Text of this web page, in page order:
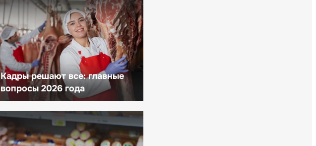
Кадры решают все: главные
вопросы 2026 года